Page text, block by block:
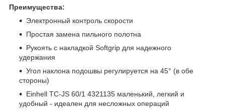
Преимущества:
Электронный контроль скорости
Простая замена пильного полотна
Рукоять с накладкой Softgrip для надежного
удержания
Угол наклона подошвы регулируется на 45° (в обе
стороны)
Einhell TC-JS 60/1 4321135 маленький, легкий и
удобный - идеален для несложных операций